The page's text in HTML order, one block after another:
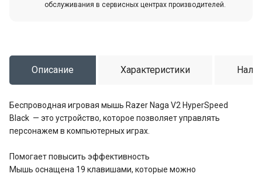
обслуживания в сервисных центрах производителей.
Описание Характеристики
Беспроводная игровая мышь Razer Naga V2 HyperSpeed
Black — это устройство, которое позволяет управлять
персонажем в компьютерных играх.
Помогает повысить эффективность
Мышь оснащена 19 клавишами, которые можно